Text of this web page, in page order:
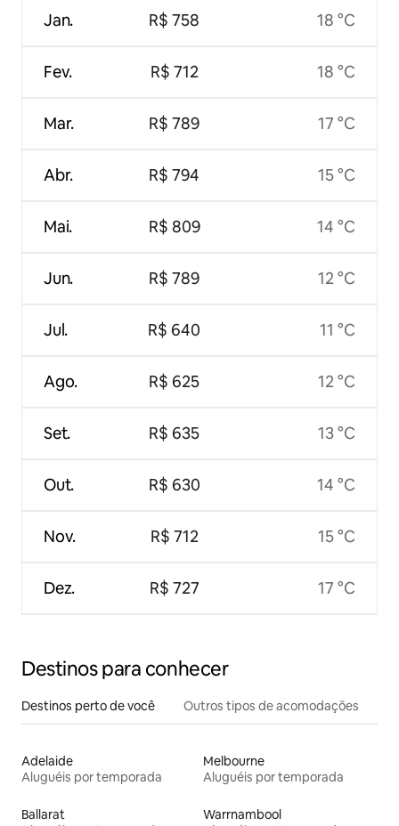
Jan.
Fev.
Mar.
Abr.
Mai.
Jun.
Jul.
Ago.
Set.
Out.
Nov.
Dez.
R$ 758
R$ 712
R$ 789
R$ 794
R$ 809
R$ 789
R$ 640
R$ 625
R$ 635
R$ 630
R$ 712
R$ 727
18 °C
18 °C
17 °C
15 °C
14 °C
12 °C
11 °C
12 °C
13 °C
14 °C
15 °C
17 °C
Destinos para conhecer
Destinos perto de você Outros tipos de acomodações
Adelaide
Aluguéis por temporada
Melbourne
Aluguéis por temporada
Ballarat
Warrnambool